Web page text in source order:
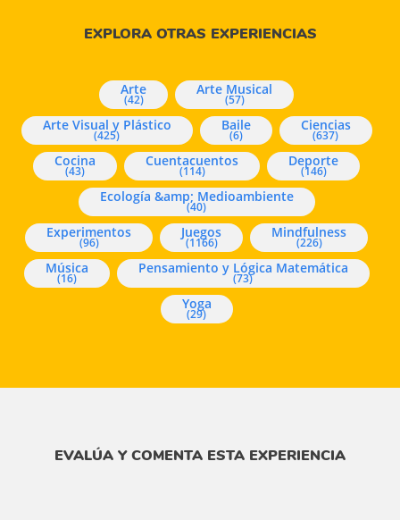
EXPLORA OTRAS EXPERIENCIAS
Arte
(42)
Arte Musical
(57)
Arte Visual y Plástico
(425)
Baile
(6)
Ciencias
(637)
Cocina
(43)
Cuentacuentos
(114)
Deporte
(146)
Ecología &amp; Medioambiente
(40)
Experimentos
(96)
Juegos
(1166)
Mindfulness
(226)
Música
(16)
Pensamiento y Lógica Matemática
(73)
Yoga
(29)
EVALÚA Y COMENTA ESTA EXPERIENCIA